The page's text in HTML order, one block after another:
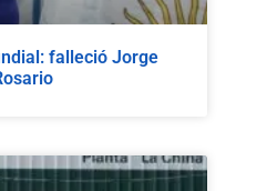
falleció Jorge